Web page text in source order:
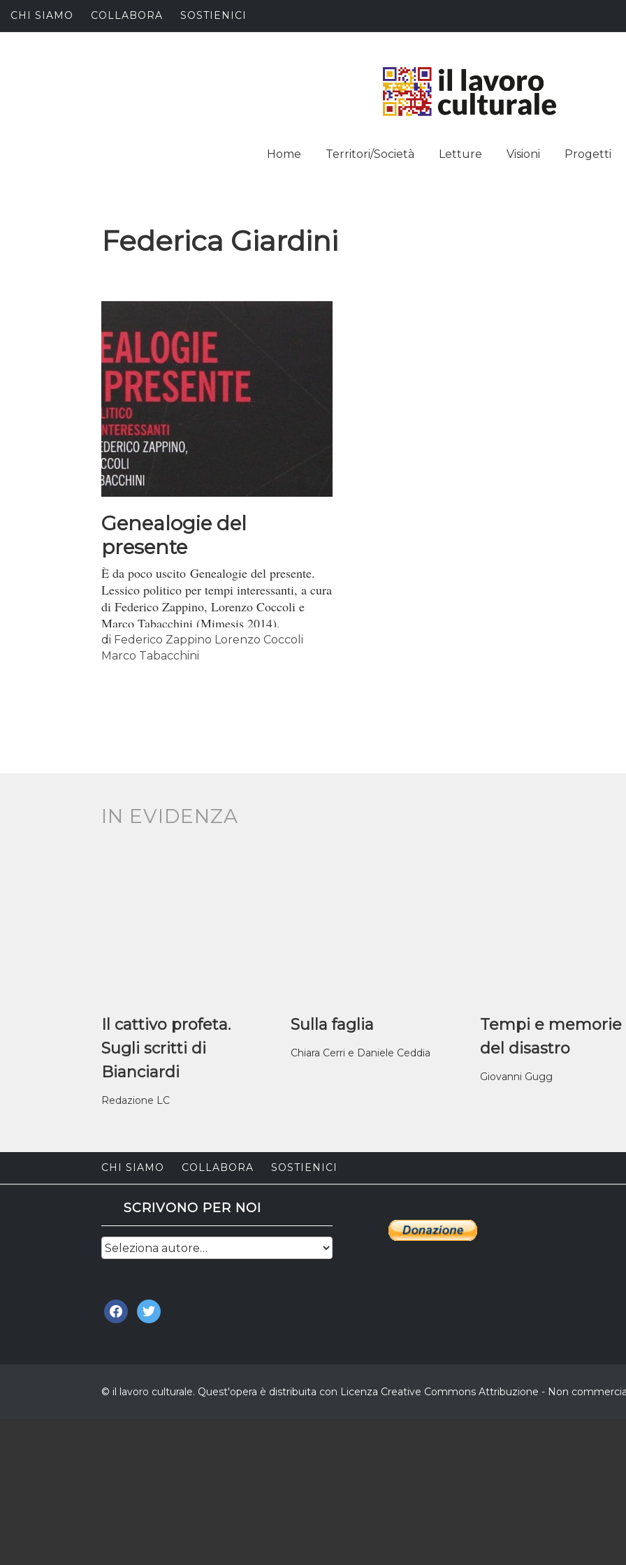
Skip
to
CHI SIAMO COLLABORA SOSTIENICI
IL
Home
Territori/Società Letture Visioni Progetti
Federica Giardini
Genealogie del
presente
È da poco uscito Genealogie del presente.
Lessico politico per tempi interessanti, a cura
di Federico Zappino, Lorenzo Coccoli e
Marco Tabacchini (Mimesis 2014).
di Federico Zappino Lorenzo Coccoli
Marco Tabacchini
IN EVIDENZA
Il cattivo profeta.
Sugli scritti di
Bianciardi
Redazione LC
Sulla faglia
Chiara Cerri e Daniele Ceddia
Tempi e memorie
del disastro
Giovanni Gugg
CHI SIAMO COLLABORA SOSTIENICI
SCRIVONO PER NOI
facebook
twitter
© il lavoro culturale. Quest'opera è distribuita con Licenza Creative Commons Attribuzione - Non